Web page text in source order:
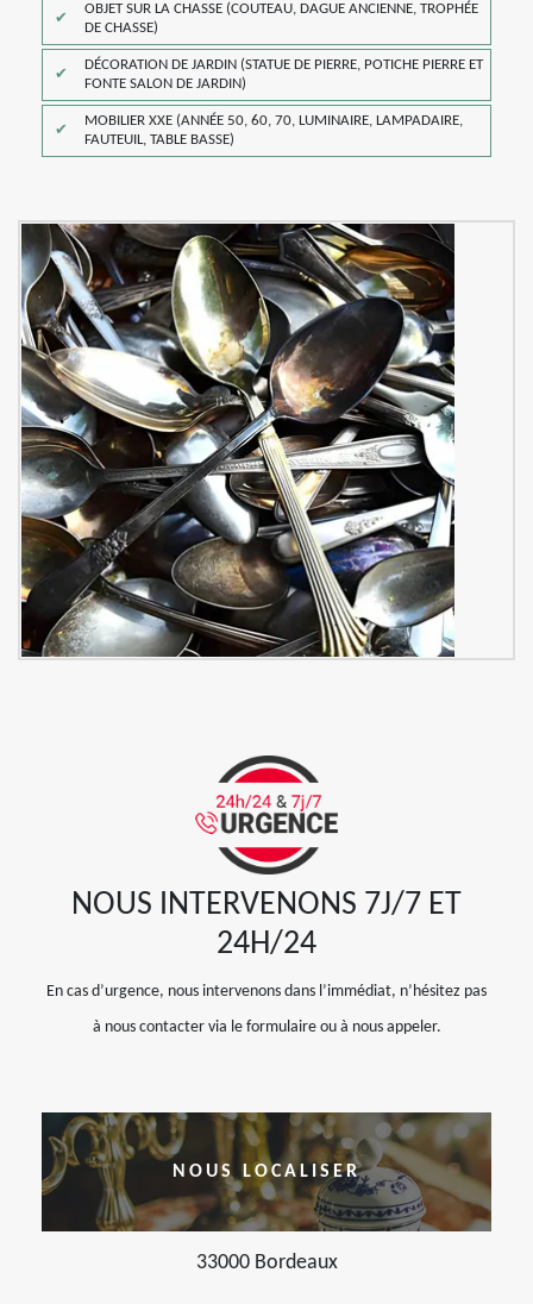
OBJET SUR LA CHASSE (COUTEAU, DAGUE ANCIENNE, TROPHÉE
DE CHASSE)
DÉCORATION DE JARDIN (STATUE DE PIERRE, POTICHE PIERRE ET
FONTE SALON DE JARDIN)
MOBILIER XXE (ANNÉE 50, 60, 70, LUMINAIRE, LAMPADAIRE,
FAUTEUIL, TABLE BASSE)
NOUS INTERVENONS 7J/7 ET
24H/24
En cas d’urgence, nous intervenons dans l’immédiat, n’hésitez pas
à nous contacter via le formulaire ou à nous appeler.
NOUS LOCALISER
33000 Bordeaux